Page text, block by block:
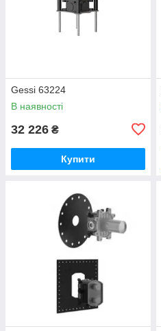
Gessi 63224
В наявності
32 226 ₴
Купити